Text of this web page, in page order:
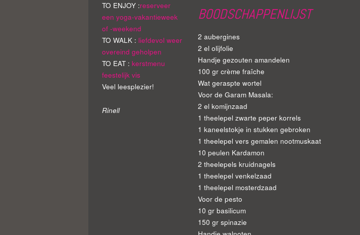
TO ENJOY :reserveer
een yoga-vakantieweek
of -weekend
TO WALK : liefdevol weer
overeind geholpen
TO EAT : kerstmenu
feestelijk vis
Veel leesplezier!
Rinell
BOODSCHAPPENLIJST
2 aubergines
2 el olijfolie
Handje gezouten amandelen
100 gr crème fraîche
Wat geraspte wortel
Voor de Garam Masala:
2 el komijnzaad
1 theelepel zwarte peper korrels
1 kaneelstokje in stukken gebroken
1 theelepel vers gemalen nootmuskaat
10 peulen Kardamon
2 theelepels kruidnagels
1 theelepel venkelzaad
1 theelepel mosterdzaad
Voor de pesto
10 gr basilicum
150 gr spinazie